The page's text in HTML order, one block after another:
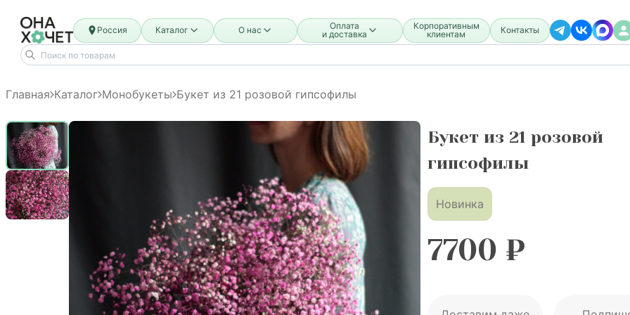
Россия Каталог О нас
Оплата
и доставка
Корпоративным
клиентам
Контакты
Главная Каталог Монобукеты Букет из 21 розовой гипсофилы
Букет из 21 розовой
гипсофилы
Новинка
7700 ₽